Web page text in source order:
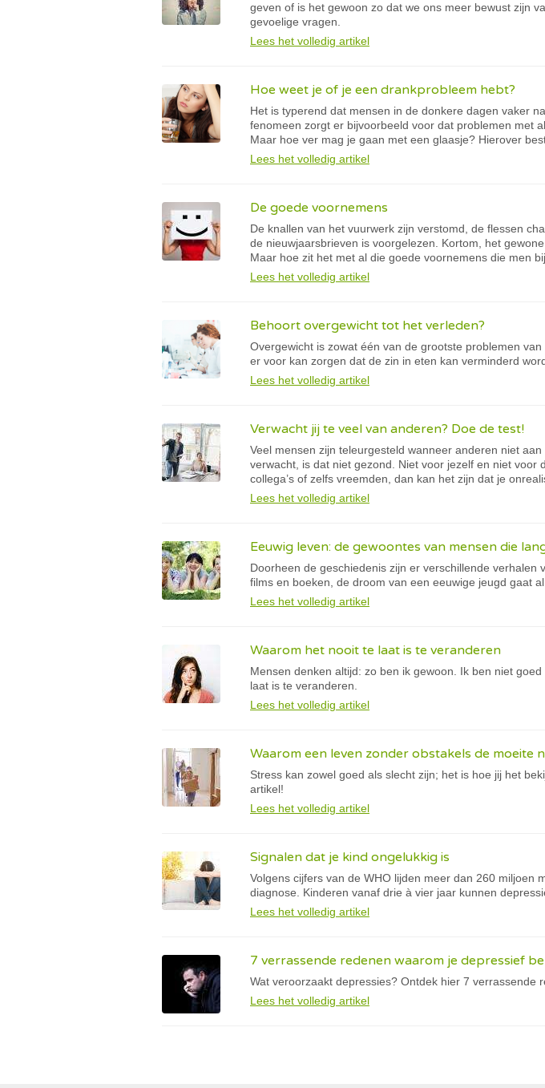
geven of is het gewoon zo dat we ons meer bewust zijn
gevoelige vragen.
Lees het volledig artikel
Hoe weet je of je een drankprobleem hebt?
Het is typerend dat mensen in de donkere dagen vaker
fenomeen zorgt er bijvoorbeeld voor dat problemen met
Maar hoe ver mag je gaan met een glaasje? Hierover
Lees het volledig artikel
De goede voornemens
De knallen van het vuurwerk zijn verstomd, de flessen
de nieuwjaarsbrieven is voorgelezen. Kortom, het
Maar hoe zit het met al die goede voornemens die men
Lees het volledig artikel
Behoort overgewicht tot het verleden?
Overgewicht is zowat één van de grootste problemen
er voor kan zorgen dat de zin in eten kan verminderd
Lees het volledig artikel
Verwacht jij te veel van anderen? Doe de test!
Veel mensen zijn teleurgesteld wanneer anderen niet
verwacht, is dat niet gezond. Niet voor jezelf en niet voor
collega’s of zelfs vreemden, dan kan het zijn dat je
Lees het volledig artikel
Eeuwig leven: de gewoontes van mensen die
Doorheen de geschiedenis zijn er verschillende
films en boeken, de droom van een eeuwige jeugd gaat
Lees het volledig artikel
Waarom het nooit te laat is te veranderen
Mensen denken altijd: zo ben ik gewoon. Ik ben niet
laat is te veranderen.
Lees het volledig artikel
Waarom een leven zonder obstakels de moeite
Stress kan zowel goed als slecht zijn; het is hoe jij het
artikel!
Lees het volledig artikel
Signalen dat je kind ongelukkig is
Volgens cijfers van de WHO lijden meer dan 260 miljoen
diagnose. Kinderen vanaf drie à vier jaar kunnen
Lees het volledig artikel
7 verrassende redenen waarom je depressief
Wat veroorzaakt depressies? Ontdek hier 7 verrassende
Lees het volledig artikel